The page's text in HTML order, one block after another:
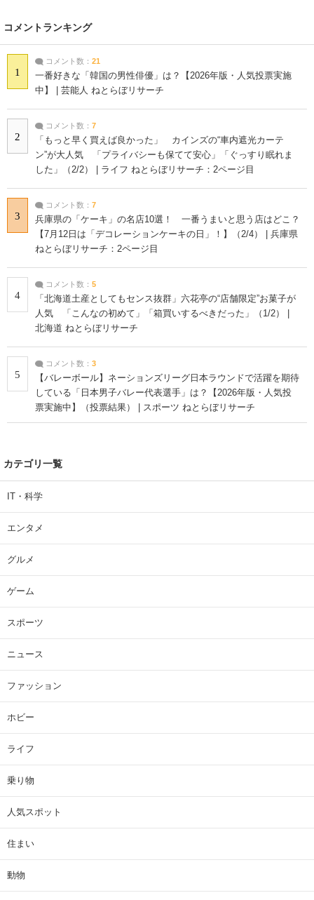
コメントランキング
1
コメント数： 21
一番好きな「韓国の男性俳優」は？【2026年版・人気投票実施
中】 | 芸能人 ねとらぼリサーチ
2
コメント数： 7
「もっと早く買えば良かった」 カインズの“車内遮光カーテ
ン”が大人気 「プライバシーも保てて安心」「ぐっすり眠れま
した」（2/2） | ライフ ねとらぼリサーチ：2ページ目
3
コメント数： 7
兵庫県の「ケーキ」の名店10選！ 一番うまいと思う店はどこ？
【7月12日は「デコレーションケーキの日」！】（2/4） | 兵庫県
ねとらぼリサーチ：2ページ目
4
コメント数： 5
「北海道土産としてもセンス抜群」六花亭の“店舗限定”お菓子が
人気 「こんなの初めて」「箱買いするべきだった」（1/2） |
北海道 ねとらぼリサーチ
5
コメント数： 3
【バレーボール】ネーションズリーグ日本ラウンドで活躍を期待
している「日本男子バレー代表選手」は？【2026年版・人気投
票実施中】（投票結果） | スポーツ ねとらぼリサーチ
カテゴリ一覧
IT・科学
エンタメ
グルメ
ゲーム
スポーツ
ニュース
ファッション
ホビー
ライフ
乗り物
人気スポット
住まい
動物